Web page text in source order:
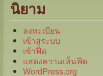
นิยาม
ลงทะเบียน
เข้าสู่ระบบ
เข้าฟีด
แสดงความเห็นฟีด
WordPress.org